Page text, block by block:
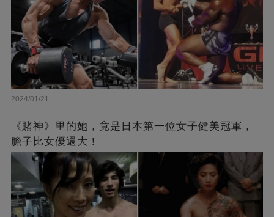
2024/01/21
《賭神》里的她，竟是日本第一位女子健美冠軍，
膽子比女優還大！